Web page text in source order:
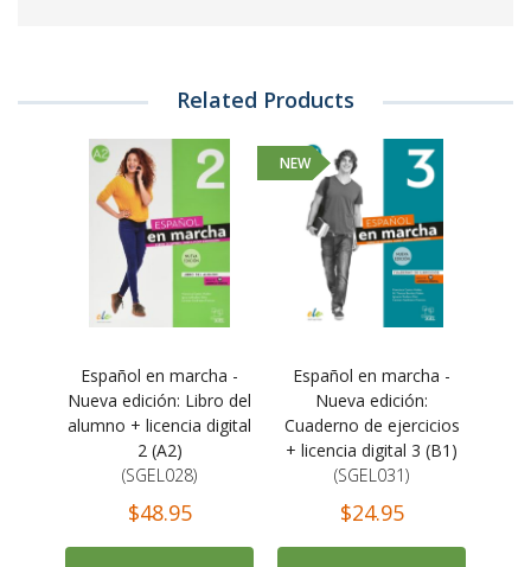
Related Products
Español en marcha -
Nueva edición: Libro del
alumno + licencia digital
2 (A2)
(SGEL028)
$48.95
NEW
Español en marcha -
Nueva edición:
Cuaderno de ejercicios
+ licencia digital 3 (B1)
(SGEL031)
$24.95